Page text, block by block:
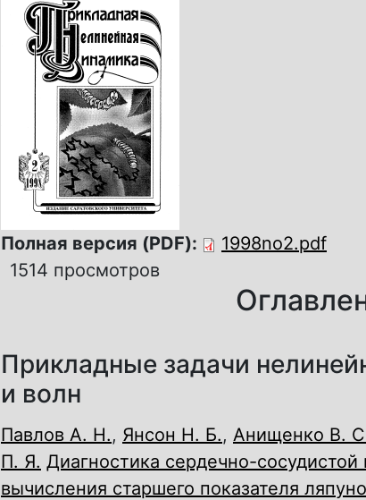
Полная версия (PDF):
1998no2.pdf
1514 просмотров
Прикладные задачи
и волн
Павлов А. Н., Янсон Н. Б., Анищенко В.
П. Я. Диагностика сердечно-
вычисления старшего показателя